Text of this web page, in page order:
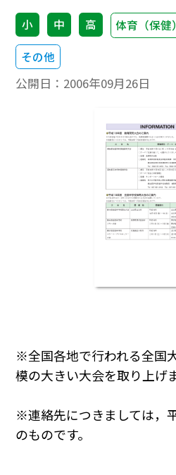
小 中 高 体育（保健）
その他
公開日： 2006年09月26日
※全国各地で行われる全国
模の大きい大会を取り上げ
※連絡先につきましては，
のものです。